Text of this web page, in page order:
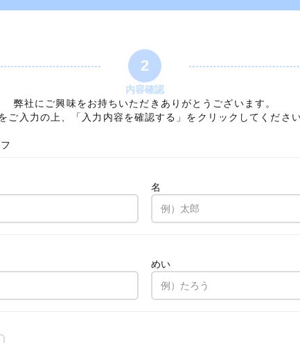
2
内容確認
弊社にご興味をお持ちいただきありがとうございます。
ご入力の上、「入力内容を確認する」をクリックしてください
名
めい